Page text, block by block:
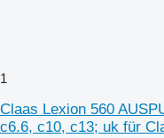
1
Claas Lexion 560
c6.6, c10, c13; uk für